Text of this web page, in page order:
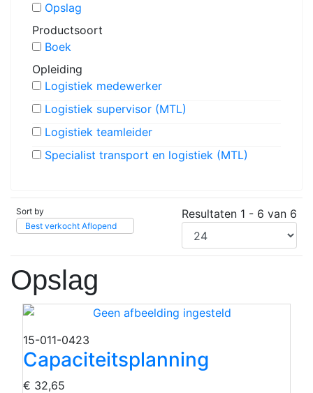
Opslag
Productsoort
Boek
Opleiding
Logistiek medewerker
Logistiek supervisor (MTL)
Logistiek teamleider
Specialist transport en logistiek (MTL)
Sort by
Best verkocht Aflopend
Resultaten 1 - 6 van 6
Opslag
15-011-0423
Capaciteitsplanning
€ 32,65